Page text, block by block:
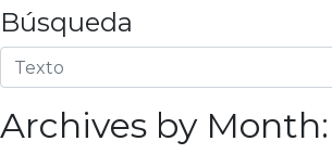
Búsqueda
Archives by Month: